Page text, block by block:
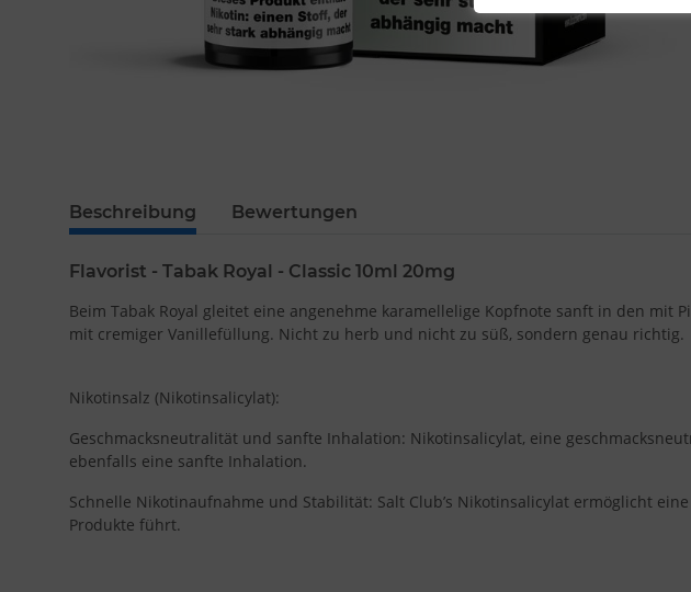
Beschreibung Bewertungen
Flavorist - Tabak Royal - Classic 10ml 20mg
Beim Tabak Royal gleitet eine angenehme karamellelige Kopfnote sanft in den
mit cremiger Vanillefüllung. Nicht zu herb und nicht zu süß, sondern genau richtig.
Nikotinsalz (Nikotinsalicylat):
Geschmacksneutralität und sanfte Inhalation: Nikotinsalicylat, eine
ebenfalls eine sanfte Inhalation.
Schnelle Nikotinaufnahme und Stabilität: Salt Club’s Nikotinsalicylat ermöglicht
Produkte führt.